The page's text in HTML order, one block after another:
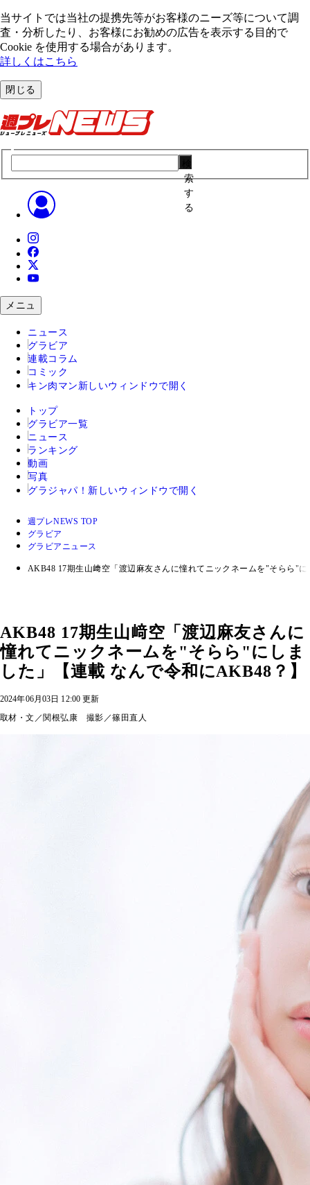
当サイトでは当社の提携先等がお客様のニーズ等について調
査・分析したり、お客様にお勧めの広告を表⽰する⽬的で
Cookie を使⽤する場合があります。
詳しくはこちら
閉じる
索
す
る
メニュ
ニュース
グラビア
連載コラム
コミック
キン肉マン 新しいウィンドウで開く
トップ
グラビア一覧
ニュース
ランキング
動画
写真
グラジャパ！ 新しいウィンドウで開く
週プレNEWS TOP
グラビア
グラビアニュース
AKB48 17期生山﨑空「渡辺麻友さんに憧れてニックネームを"そらら"
AKB48 17期生山﨑空「渡辺麻友さんに
憧れてニックネームを"そらら"にしま
した」【連載 なんで令和にAKB48？】
2024年06月03日 12:00 更新
取材・文／関根弘康 撮影／篠田直人